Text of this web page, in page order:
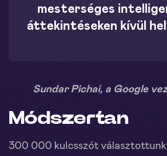
mesterséges
áttekintéseken kívül
Sundar Pichai, a Google
Módszertan
300 000 kulcsszót